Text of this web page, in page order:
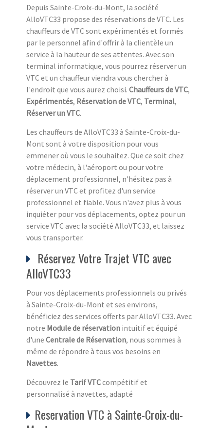
Depuis Sainte-Croix-du-Mont, la société
AlloVTC33 propose des réservations de VTC. Les
chauffeurs de VTC sont expérimentés et formés
par le personnel afin d'offrir à la clientèle un
service à la hauteur de ses attentes. Avec son
terminal informatique, vous pourrez réserver un
VTC et un chauffeur viendra vous chercher à
l'endroit que vous aurez choisi. Chauffeurs de VTC,
Expérimentés, Réservation de VTC, Terminal,
Réserver un VTC.
Les chauffeurs de AlloVTC33 à Sainte-Croix-du-
Mont sont à votre disposition pour vous
emmener où vous le souhaitez. Que ce soit chez
votre médecin, à l'aéroport ou pour votre
déplacement professionnel, n'hésitez pas à
réserver un VTC et profitez d'un service
professionnel et fiable. Vous n'avez plus à vous
inquiéter pour vos déplacements, optez pour un
service VTC avec la société AlloVTC33, et laissez
vous transporter.
Réservez Votre Trajet VTC avec
AlloVTC33
Pour vos déplacements professionnels ou privés
à Sainte-Croix-du-Mont et ses environs,
bénéficiez des services offerts par AlloVTC33. Avec
notre Module de réservation intuitif et équipé
d'une Centrale de Réservation, nous sommes à
même de répondre à tous vos besoins en
Navettes.
Découvrez le Tarif VTCcompétitif et
personnalisé à navettes, adapté
Reservation VTC à Sainte-Croix-du-